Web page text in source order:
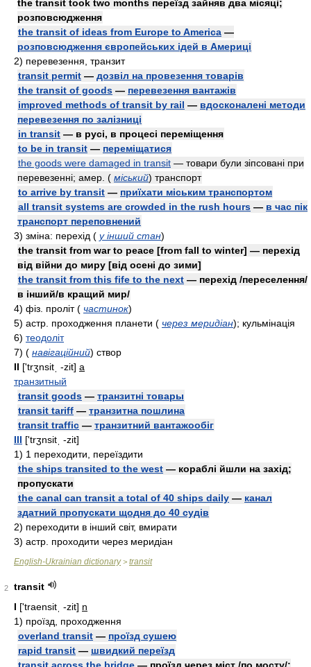
the transit took two months переїзд зайняв два місяці;
розповсюдження
the transit of ideas from Europe to America —
розповсюдження європейських ідей в Америці
2) перевезення, транзит
transit permit — дозвіл на провезення товарів
the transit of goods — перевезення вантажів
improved methods of transit by rail — вдосконалені методи
перевезення по залізниці
in transit — в русі, в процесі переміщення
to be in transit — переміщатися
the goods were damaged in transit — товари були зіпсовані при
перевезенні; aмep. ( міський) транспорт
to arrive by transit — приїхати міським транспортом
all transit systems are crowded in the rush hours — в час пік
транспорт переповнений
3) зміна: перехід ( у інший стан)
the transit from war to peace [from fall to winter] — перехід
від війни до миру [від осені до зими]
the transit from this fife to the next — перехід /переселення/
в інший/в кращий мир/
4) фiз. проліт( частинок)
5) acтp. проходження планети ( через меридіан); кульмінація
6) теодоліт
7) ( навігаційний) створ
II ['trʒnsitˌ -zit] a
транзитный
transit goods — транзитні товары
transit tariff — транзитна пошлина
transit traffic — транзитний вантажообіг
III ['trʒnsitˌ -zit]
1) 1 переходити, переїздити
the ships transited to the west — кораблі йшли на захід;
пропускати
the canal can transit a total of 40 ships daily — канал
здатний пропускати щодня до 40 судів
2) переходити в інший світ, вмирати
3) acтp. проходити через меридіан
English-Ukrainian dictionary> transit
2
transit
I ['traensitˌ -zit] n
1) проїзд, проходження
overland transit — проїзд сушею
rapid transit — швидкий переїзд